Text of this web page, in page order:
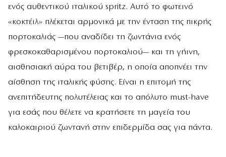
ενός αυθεντικού ιταλικού spritz. Αυτό το φωτεινό
«κοκτέιλ» πλέκεται αρμονικά με την ένταση της πικρής
πορτοκαλιάς —που αναδίδει τη ζωντάνια ενός
φρεσκοκαθαρισμένου πορτοκαλιού— και τη γήινη,
αισθησιακή αύρα του βετιβέρ, η οποία αποπνέει την
αίσθηση της ιταλικής φύσης. Είναι η επιτομή της
ανεπιτήδευτης πολυτέλειας και το απόλυτο must-have
για εσάς που θέλετε να κρατήσετε τη μαγεία του
καλοκαιριού ζωντανή στην επιδερμίδα σας για πάντα.